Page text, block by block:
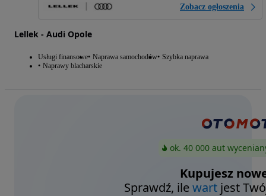
Zobacz ogłoszenia
Lellek - Audi Opole
Usługi finansowe Naprawa samochodów Szybka naprawa
Naprawy blacharskie
ok. 40 000 aut
Kupujesz
Sprawdź, ilewart jest